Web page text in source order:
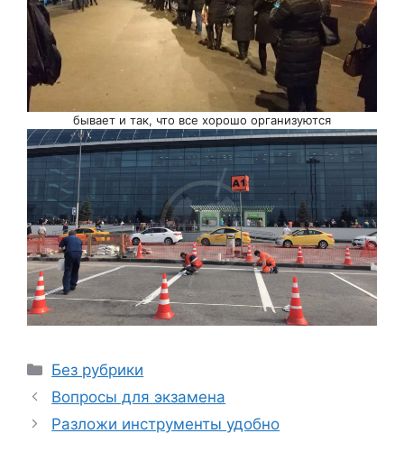
бывает и так, что все хорошо организуются
Рубрики
Без рубрики
Вопросы для экзамена
Разложи инструменты удобно